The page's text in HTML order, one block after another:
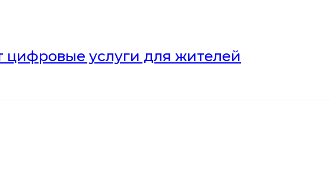
цифровые услуги для жителей